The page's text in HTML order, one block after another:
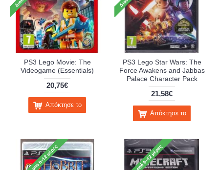
PS3 Lego Movie: The
Videogame (Essentials)
20,75€
Απόκτησε το
PS3 Lego Star Wars: The
Force Awakens and Jabbas
Palace Character Pack
21,58€
Απόκτησε το